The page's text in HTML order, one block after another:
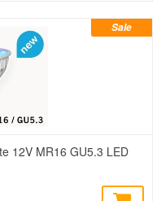
Sale
12V MR16 GU5.3 LED